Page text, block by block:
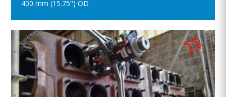
400 mm (15.75") OD